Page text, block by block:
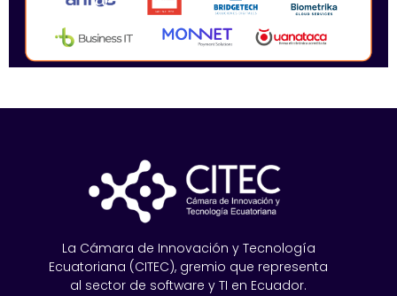
La Cámara de Innovación y Tecnología
Ecuatoriana (CITEC), gremio que representa
al sector de software y TI en Ecuador.